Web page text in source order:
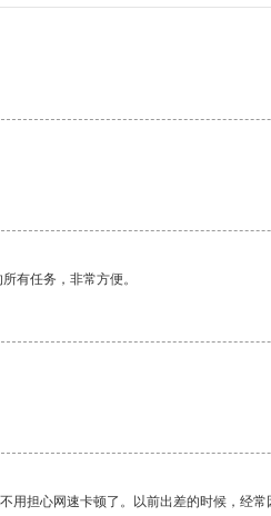
有任务，非常方便。
担心网速卡顿了。以前出差的时候，经